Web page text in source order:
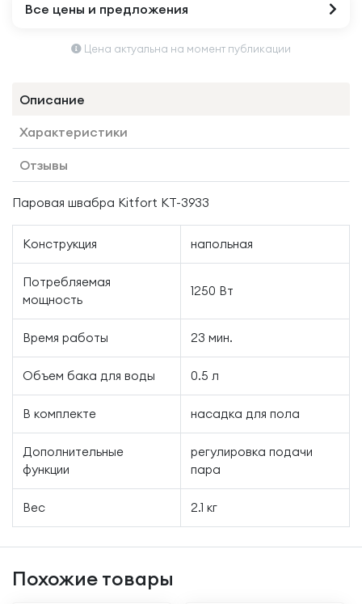
Все цены и предложения
Цена актуальна на момент публикации
Описание
Характеристики
Отзывы
Паровая швабра Kitfort КТ-3933
Конструкция напольная
Потребляемая
мощность
1250 Вт
Время работы 23 мин.
Объем бака для воды 0.5 л
В комплекте насадка для пола
Дополнительные
функции
регулировка подачи
пара
Вес 2.1 кг
Похожие товары